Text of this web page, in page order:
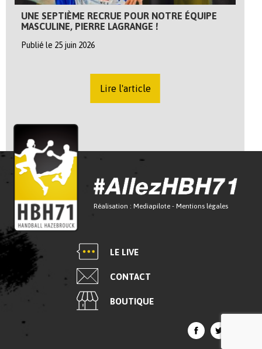
UNE SEPTIÈME RECRUE POUR NOTRE ÉQUIPE
MASCULINE, PIERRE LAGRANGE !
Publié le 25 juin 2026
Lire l'article
Réalisation : Mediapilote - Mentions légales
LE LIVE
CONTACT
BOUTIQUE